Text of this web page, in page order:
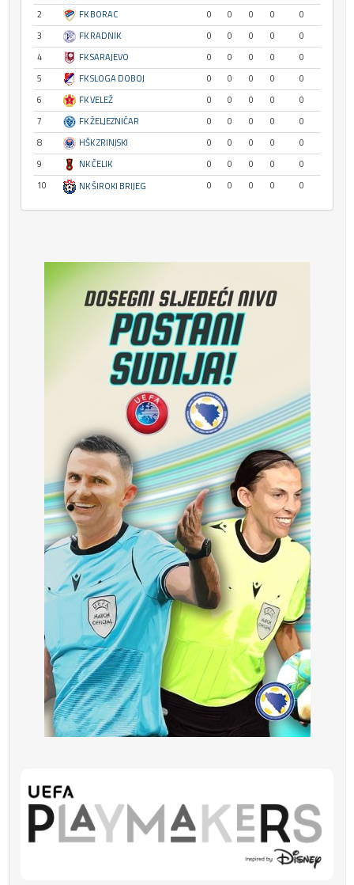
2
FK BORAC 0 0 0 0
0
3
FK RADNIK 0 0 0 0
0
4
FK SARAJEVO 0 0 0 0
0
5
FK SLOGA DOBOJ 0 0 0 0
0
6
FK VELEŽ 0 0 0 0
0
7
FK ŽELJEZNIČAR 0 0 0 0
0
8
HŠK ZRINJSKI 0 0 0 0
0
9
NK ČELIK 0 0 0 0
0
10
NK ŠIROKI BRIJEG 0 0 0 0 0